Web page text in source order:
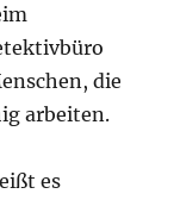
die
arbeiten.
es